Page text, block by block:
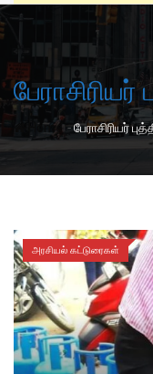
பேராசிரியர்
Home-பேராசிரியர்
அரசியல் கட்டுரைகள்